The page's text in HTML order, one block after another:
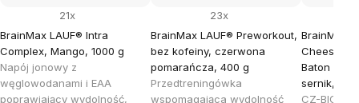
BrainMax LAUF® Intra
Complex, Mango, 1000 g
Napój jonowy z
węglowodanami i EAA
poprawiający wydolność,
21x
BrainMax LAUF® Preworkout,
bez kofeiny, czerwona
pomarańcza, 400 g
Przedtreningówka
wspomagająca wydolność
23x
BrainMax
Baton
sernik,
CZ-BIO-